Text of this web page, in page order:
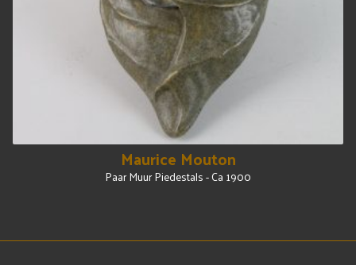
Maurice Mouton
Paar Muur Piedestals - Ca 1900